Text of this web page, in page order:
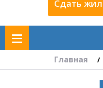
Сдать
≡
Главная /